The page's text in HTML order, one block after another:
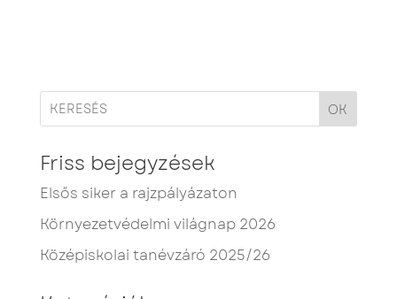
OK
Friss bejegyzések
Elsős siker a rajzpályázaton
Környezetvédelmi világnap 2026
Középiskolai tanévzáró 2025/26